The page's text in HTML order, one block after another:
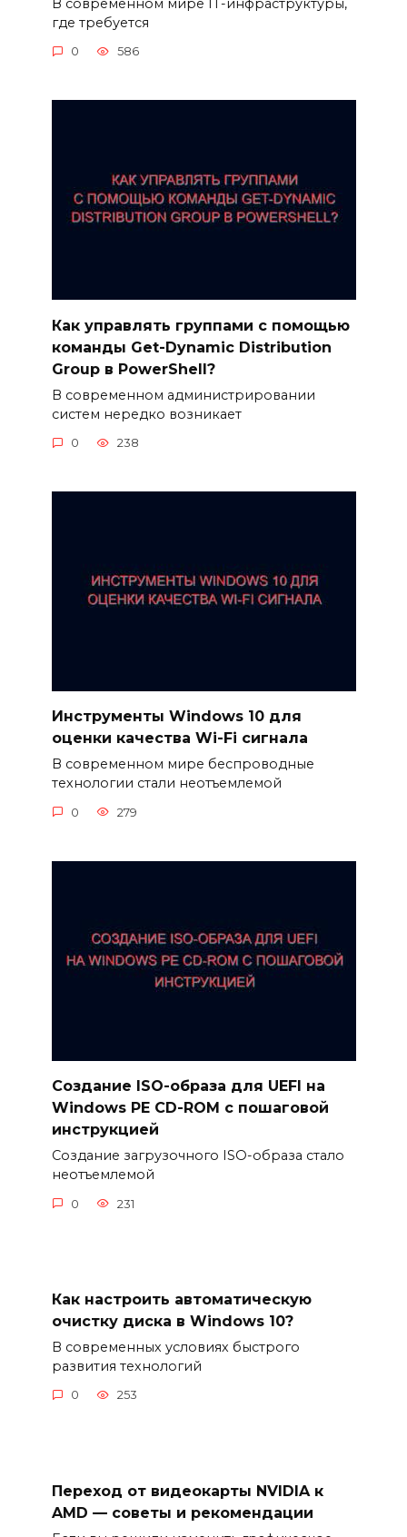
В современном мире IT-инфраструктуры,
где требуется
0 586
Как управлять группами с помощью
команды Get-Dynamic Distribution
Group в PowerShell?
В современном администрировании
систем нередко возникает
0 238
Инструменты Windows 10 для
оценки качества Wi-Fi сигнала
В современном мире беспроводные
технологии стали неотъемлемой
0 279
Создание ISO-образа для UEFI на
Windows PE CD-ROM с пошаговой
инструкцией
Создание загрузочного ISO-образа стало
неотъемлемой
0 231
Как настроить автоматическую
очистку диска в Windows 10?
В современных условиях быстрого
развития технологий
0 253
Переход от видеокарты NVIDIA к
AMD — советы и рекомендации